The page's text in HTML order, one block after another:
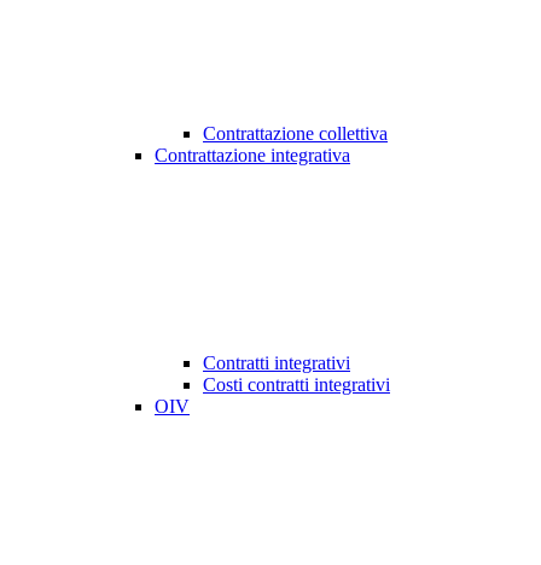
Contrattazione collettiva
Contrattazione integrativa
Contratti integrativi
Costi contratti integrativi
OIV